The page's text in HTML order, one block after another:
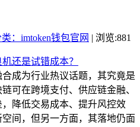
类：imtoken钱包官网 | 浏览:881
成为行业热议话题，其究竟是
可在跨境支付、供应链金融、
降低交易成本、提升风控效
间，但另一方面，其落地仍面